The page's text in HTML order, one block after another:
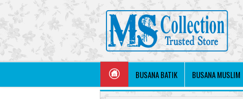
BUSANA BATIK BUSANA MUSLIM